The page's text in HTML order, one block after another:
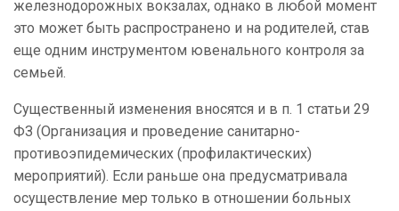
железнодорожных вокзалах, однако в любой момент
это может быть распространено и на родителей, став
еще одним инструментом ювенального контроля за
семьей.
Существенный изменения вносятся и в п. 1 статьи 29
ФЗ (Организация и проведение санитарно-
противоэпидемических (профилактических)
мероприятий). Если раньше она предусматривала
осуществление мер только в отношении больных